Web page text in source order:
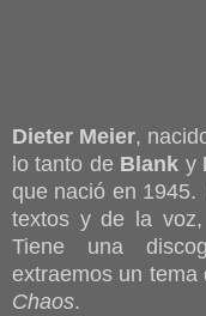
Dieter Meier,
lo tanto de Blank y
que nació en 1945.
textos y de la
Tiene una
extraemos un tema
Chaos.